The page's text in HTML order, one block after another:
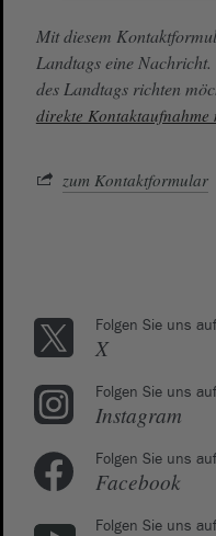
Mit diesem
Landtags eine
des Landtags richten
direkte Kontaktaufnahme
zum Kontaktformular
Folgen Sie uns auf
X
Folgen Sie uns auf
Instagram
Folgen Sie uns auf
Facebook
Folgen Sie uns auf